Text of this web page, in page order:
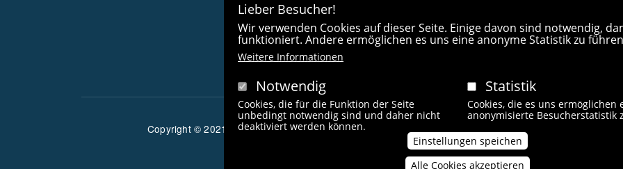
Copyright © 2021 radlfreak.de. Alle Rechte vorbehalten. Fußzeilenmenü
Impressum
Lieber Besucher!
Wir verwenden Cookies auf dieser Seite. Einige davon sind notwendig,
funktioniert. Andere ermöglichen es uns eine anonyme Statistik zu
Weitere Informationen
Notwendig
Cookies, die für die Funktion der Seite
unbedingt notwendig sind und daher nicht
deaktiviert werden können.
Statistik
Cookies, die es uns ermöglichen
anonymisierte Besucherstatistik
Einstellungen speichen
Alle Cookies akzeptieren